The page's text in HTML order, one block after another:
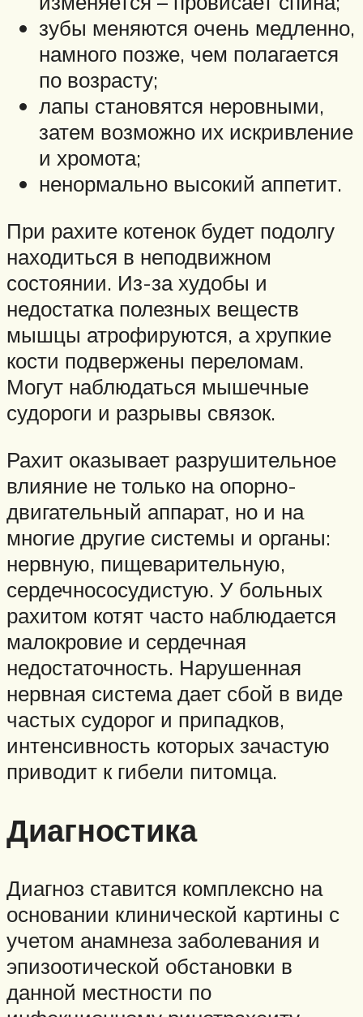
зубы меняются очень медленно,
намного позже, чем полагается
по возрасту;
лапы становятся неровными,
затем возможно их искривление
и хромота;
ненормально высокий аппетит.
При рахите котенок будет подолгу
находиться в неподвижном
состоянии. Из-за худобы и
недостатка полезных веществ
мышцы атрофируются, а хрупкие
кости подвержены переломам.
Могут наблюдаться мышечные
судороги и разрывы связок.
Рахит оказывает разрушительное
влияние не только на опорно-
двигательный аппарат, но и на
многие другие системы и органы:
нервную, пищеварительную,
сердечнососудистую. У больных
рахитом котят часто наблюдается
малокровие и сердечная
недостаточность. Нарушенная
нервная система дает сбой в виде
частых судорог и припадков,
интенсивность которых зачастую
приводит к гибели питомца.
Диагностика
Диагноз ставится комплексно на
основании клинической картины с
учетом анамнеза заболевания и
эпизоотической обстановки в
данной местности по